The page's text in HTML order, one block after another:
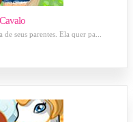
seus parentes. Ela quer pa...